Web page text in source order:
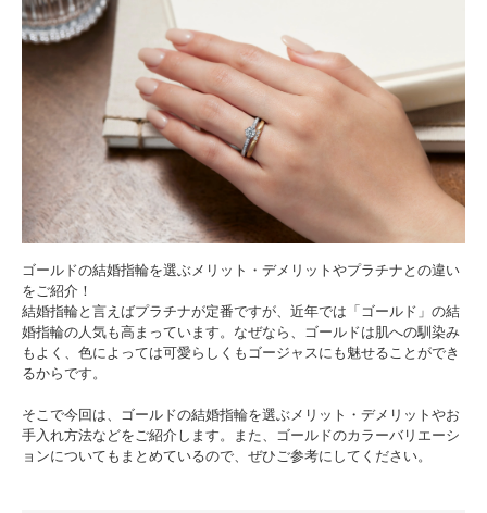
ゴールドの結婚指輪を選ぶメリット・デメリットやプラチナとの違い
をご紹介！
結婚指輪と言えばプラチナが定番ですが、近年では「ゴールド」の結
婚指輪の人気も高まっています。なぜなら、ゴールドは肌への馴染み
もよく、色によっては可愛らしくもゴージャスにも魅せることができ
るからです。
そこで今回は、ゴールドの結婚指輪を選ぶメリット・デメリットやお
手入れ方法などをご紹介します。また、ゴールドのカラーバリエーシ
ョンについてもまとめているので、ぜひご参考にしてください。